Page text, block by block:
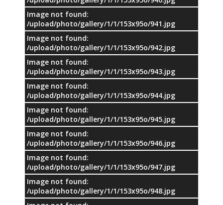
Image not found:
/upload/photo/gallery/1/1/153x95o/941.jpg
Image not found:
/upload/photo/gallery/1/1/153x95o/942.jpg
Image not found:
/upload/photo/gallery/1/1/153x95o/943.jpg
Image not found:
/upload/photo/gallery/1/1/153x95o/944.jpg
Image not found:
/upload/photo/gallery/1/1/153x95o/945.jpg
Image not found:
/upload/photo/gallery/1/1/153x95o/946.jpg
Image not found:
/upload/photo/gallery/1/1/153x95o/947.jpg
Image not found:
/upload/photo/gallery/1/1/153x95o/948.jpg